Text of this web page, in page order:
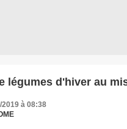
légumes d'hiver au
à 08:38